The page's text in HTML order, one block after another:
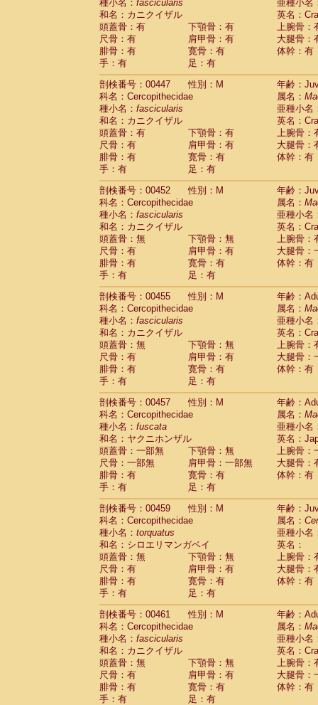
種小名： fascicularis
亜種小名
和名：カニクイザル
英名：
頭蓋骨：有
下顎骨：有
上腕骨：
尺骨：有
肩甲骨：有
大腿骨：
腓骨：有
寛骨：有
体幹：有
手：有
足：有
剖検番号：00447
性別：M
年齢：
科名：Cercopithecidae
属名：
種小名： fascicularis
亜種小名
和名：カニクイザル
英名：
頭蓋骨：有
下顎骨：有
上腕骨：
尺骨：有
肩甲骨：有
大腿骨：
腓骨：有
寛骨：有
体幹：有
手：有
足：有
剖検番号：00452
性別：M
年齢：
科名：Cercopithecidae
属名：
種小名： fascicularis
亜種小名
和名：カニクイザル
英名：
頭蓋骨：無
下顎骨：無
上腕骨：
尺骨：有
肩甲骨：有
大腿骨：
腓骨：有
寛骨：有
体幹：有
手：有
足：有
剖検番号：00455
性別：M
年齢：
科名：Cercopithecidae
属名：
種小名： fascicularis
亜種小名
和名：カニクイザル
英名：
頭蓋骨：無
下顎骨：無
上腕骨：
尺骨：有
肩甲骨：有
大腿骨：
腓骨：有
寛骨：有
体幹：有
手：有
足：有
剖検番号：00457
性別：M
年齢：
科名：Cercopithecidae
属名：
種小名： fuscata
亜種小名
和名：ヤクニホンザル
英名：
頭蓋骨：一部無
下顎骨：無
上腕骨：
尺骨：一部無
肩甲骨：一部無
大腿骨：
腓骨：有
寛骨：有
体幹：有
手：有
足：有
剖検番号：00459
性別：M
年齢：
科名：Cercopithecidae
属名：
種小名： torquatus
亜種小名
和名：シロエリマンガベイ
英名：
頭蓋骨：無
下顎骨：無
上腕骨：
尺骨：有
肩甲骨：有
大腿骨：
腓骨：有
寛骨：有
体幹：有
手：有
足：有
剖検番号：00461
性別：M
年齢：
科名：Cercopithecidae
属名：
種小名： fascicularis
亜種小名
和名：カニクイザル
英名：
頭蓋骨：無
下顎骨：無
上腕骨：
尺骨：有
肩甲骨：有
大腿骨：
腓骨：有
寛骨：有
体幹：有
手：有
足：有